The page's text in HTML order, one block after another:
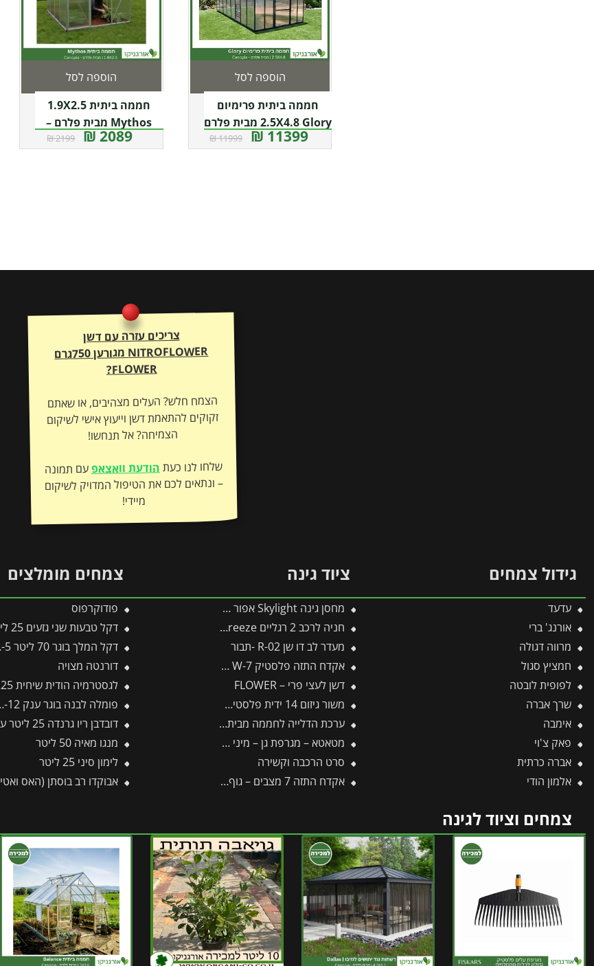
חממה ביתית פרימיום
2.5X4.8 Glory מבית פלרם
– Canopia
11399 ₪
11999 ₪
הוספה לסל
חממה ביתית 1.9X2.5
Mythos מבית פלרם –
Canopia
2089 ₪
2199 ₪
הוספה לסל
צריכים עזרה עם דשן
NITROFLOWER מגורען 750גרם
FLOWER?
הצמח חלש? העלים מצהיבים, או שאתם
זקוקים להתאמת דשן וייעוץ אישי לשיקום
הצמיחה? אל תנחשו!
שלחו לנו כעתהודעת וואצאפעם תמונה
– ונתאים לכם את הטיפול המדויק לשיקום
מיידי!
גידול צמחים
עדעד
אורנג' ברי
מרווה דגולה
חמציץ סגול
לפופית לובטה
שרך אברה
אימבה
פאק צ'וי
אברה כרתית
אלמון הודי
ציוד גינה
מחסן גינה Skylight אפור 1.9X3.8 מבית פלרם – קנופיה
חניה לרכב 2 רגליים 2.9X5 Arizona Breeze פלסן מבית פלרם – Canopia
מעדר לב דו שן R-02 -תבור
אקדח התזה פלסטיק W-7 -תבור
דשן לעצי פרי – FLOWER
משור גיזום 14 ידית פלסטיק P-4 -תבור
ערכת הדלייה לחממה מבית פלרם – Canopia
מטאטא – מגרפת גן – מיני LD-M/zm15 – WOLF
סרט הרכבה וקשירה
אקדח התזה 7 מצבים – גוף פלסטיק W-8 -תבור
צמחים מומלצים
פודוקרפוס
דקל טבעות שני גזעים 25 ליטר
דקל המלך בוגר 70 ליטר 4-5 מטר
דורנטה מצויה
לגסטרמיה הודית שיחית 25 ליטר
פומלה לבנה בוגר ענק 10-12 צול
דובדבן ריו גרנדה 25 ליטר עד 1 צול
מנגו מאיה 50 ליטר
לימון סיני 25 ליטר
אבוקדו רב בוסתן (האס ואטינגר)
צמחים וציוד לגינה